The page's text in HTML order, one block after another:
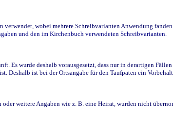
wobei mehrere Schreibvarianten Anwendung
und den im Kirchenbuch verwendeten Schreibvarianten.
Es wurde deshalb vorausgesetzt, dass nur in derartigen
ist bei der Ortsangabe für den Taufpaten ein
weitere Angaben wie z. B. eine Heirat, wurden nicht